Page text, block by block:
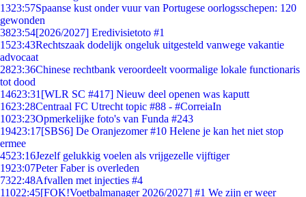
1323:57Spaanse kust onder vuur van Portugese oorlogsschepen: 120
gewonden
3823:54[2026/2027] Eredivisietoto #1
1523:43Rechtszaak dodelijk ongeluk uitgesteld vanwege vakantie
advocaat
2823:36Chinese rechtbank veroordeelt voormalige lokale functionaris
tot dood
14623:31 [WLR SC #417] Nieuw deel openen was kaputt
1623:28Centraal FC Utrecht topic #88 - #CorreiaIn
1023:23Opmerkelijke foto's van Funda #243
19423:17[SBS6] De Oranjezomer #10 Helene je kan het niet stop
ermee
4523:16Jezelf gelukkig voelen als vrijgezelle vijftiger
1923:07Peter Faber is overleden
7322:48Afvallen met injecties #4
11022:45[FOK!Voetbalmanager 2026/2027] #1 We zijn er weer